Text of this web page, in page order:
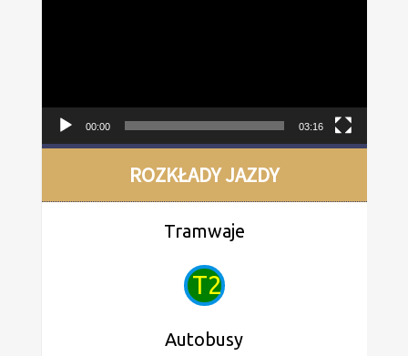
00:00 03:16
ROZKŁADY JAZDY
Tramwaje
T2
Autobusy